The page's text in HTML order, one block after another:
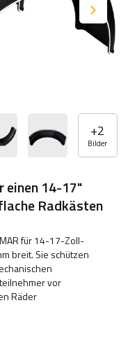
+2
Bilder
14-17"
Radkästen
für 14-17-Zoll-
breit. Sie schützen
vor
Räder